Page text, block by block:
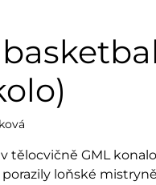
tělocvičně GML
loňské